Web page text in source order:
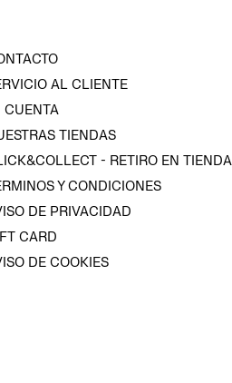
AL CLIENTE
CUENTA
TIENDAS
- RETIRO EN TIENDA
Y CONDICIONES
DE PRIVACIDAD
CARD
DE COOKIES